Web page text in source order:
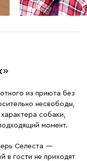
из приюта без
несвободы,
собаки,
момент.
Селеста —
в гости не приходят